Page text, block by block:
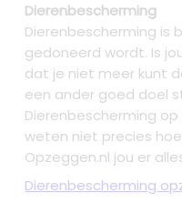
Dierenbescherming
Dierenbescherming is
gedoneerd wordt. Is
dat je niet meer kunt
een ander goed doel
Dierenbescherming
weten niet precies
Opzeggen.nl jou er
Dierenbescherming